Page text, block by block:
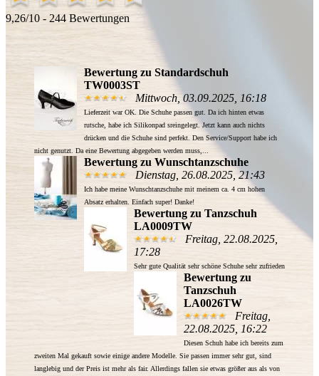
9,26/10 - 244 Bewertungen
Bewertung zu Standardschuh
TW0003ST
Mittwoch, 03.09.2025, 16:18
Lieferzeit war OK. Die Schuhe passen gut. Da ich hinten etwas
rutsche, habe ich Silikonpad sreingelegt. Jetzt kann auch nichts
drücken und die Schuhe sind perfekt. Den Service/Support habe ich
nicht genutzt. Da eine Bewertung abgegeben werden muss,...
Bewertung zu Wunschtanzschuhe
Dienstag, 26.08.2025, 21:43
Ich habe meine Wunschtanzschuhe mit meinem ca. 4 cm hohen
Absatz erhalten. Einfach super! Danke!
Bewertung zu Tanzschuh
LA0009TW
Freitag, 22.08.2025,
17:28
Sehr gute Qualität sehr schöne Schuhe sehr zufrieden
Bewertung zu
Tanzschuh
LA0026TW
Freitag,
22.08.2025, 16:22
Diesen Schuh habe ich bereits zum
zweiten Mal gekauft sowie einige andere Modelle. Sie passen immer sehr gut, sind
langlebig und der Preis ist mehr als fair. Allerdings fallen sie etwas größer aus als von